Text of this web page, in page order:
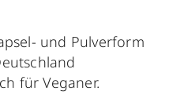
und Pulverform
für Veganer.